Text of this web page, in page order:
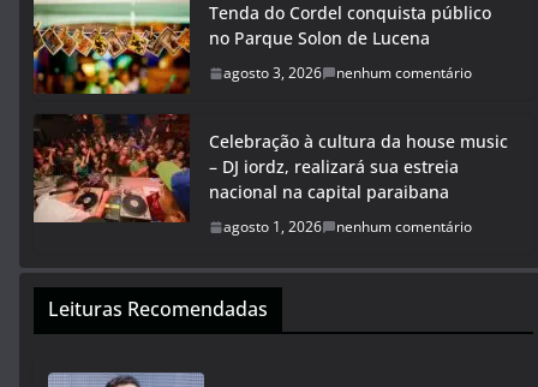
Tenda do Cordel conquista público
no Parque Solon de Lucena
agosto 3, 2026 nenhum comentário
Celebração à cultura da house music
– DJ iordz, realizará sua estreia
nacional na capital paraibana
agosto 1, 2026 nenhum comentário
Leituras Recomendadas